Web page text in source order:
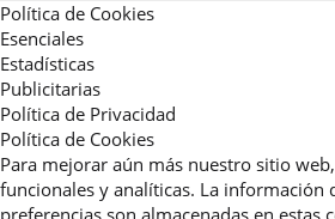
Política de Cookies
Esenciales
Estadísticas
Publicitarias
Política de Privacidad
Política de Cookies
Para mejorar aún más nuestro sitio
funcionales y analíticas. La información